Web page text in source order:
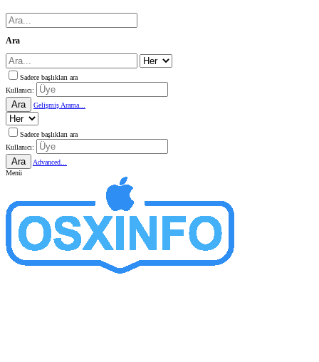
Ara
Sadece başlıkları ara
Kullanıcı:
Ara Gelişmiş Arama...
Sadece başlıkları ara
Kullanıcı:
Ara
Advanced...
Menü